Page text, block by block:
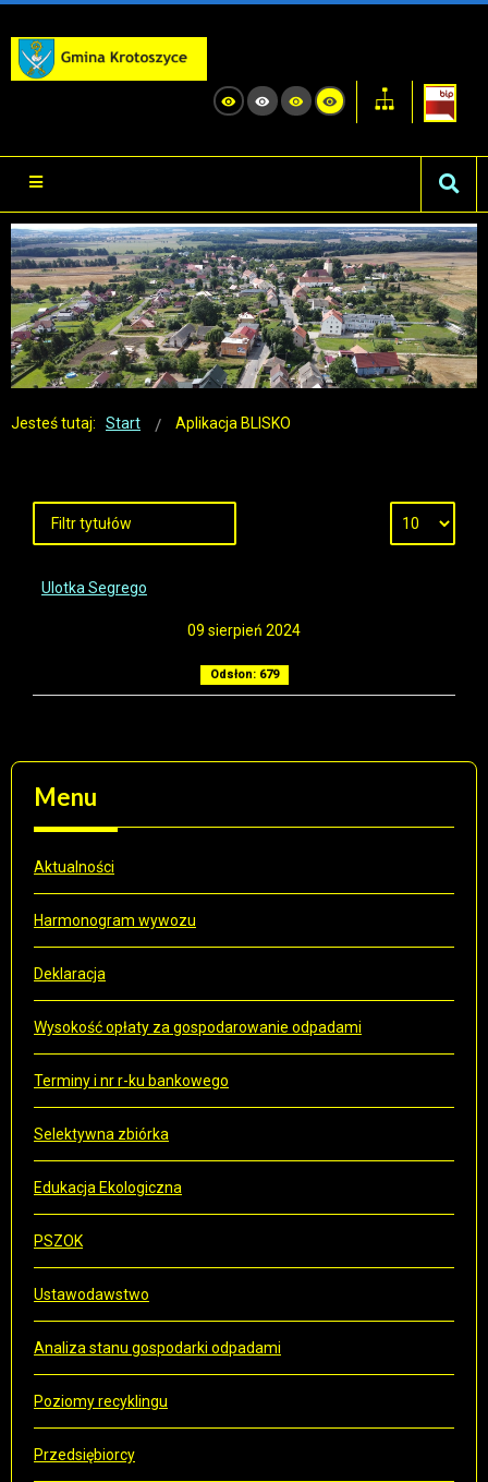
Jesteś tutaj: Start Aplikacja BLISKO
Ulotka Segrego
09 sierpień 2024
Odsłon: 679
Menu
Aktualności
Harmonogram wywozu
Deklaracja
Wysokość opłaty za gospodarowanie odpadami
Terminy i nr r-ku bankowego
Selektywna zbiórka
Edukacja Ekologiczna
PSZOK
Ustawodawstwo
Analiza stanu gospodarki odpadami
Poziomy recyklingu
Przedsiębiorcy